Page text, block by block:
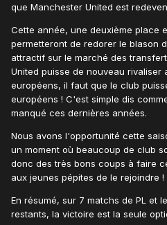
que Manchester United est
Cette année, une deuxième place
permetteront de redorer le blason
attractif sur le marché des
United puisse de nouveau rivaliser
européens, il faut que le club
européens ! C'est simple dis
manqué ces dernières années.
Nous avons l'opportunité cette
un moment où beaucoup de club
donc des très bons coups à faire
aux jeunes pépites de le rejoindre !
En résumé, sur 7 matchs de PL et
restants, la victoire est la seule